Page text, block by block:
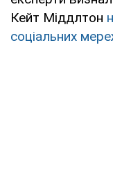
Кейт Міддлтон
соціальних